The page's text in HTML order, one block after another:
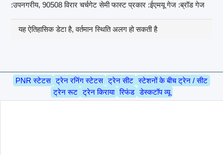
:उपनगरीय, 90508 विरार चर्चगेट सेमी फास्ट प्रकार :ईएमयू गेज :ब्रॉड गेज
यह ऐतिहासिक डेटा है, वर्तमान स्थिति अलग हो सकती है
PNR स्टेटस ट्रेन रनिंग स्टेटस ट्रेन सीट स्टेशनों के बीच ट्रेन / सीट
ट्रेन रूट ट्रेन किराया रिफंड डेस्कटॉप व्यू